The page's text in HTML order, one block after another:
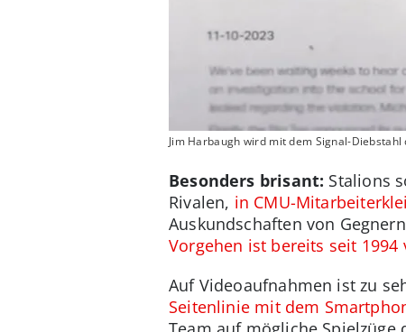
Jim Harbaugh wird mit dem Signal-
Besonders brisant: Stalions
Rivalen, in CMU-
Auskundschaften von
Vorgehen ist bereits seit 1994
Auf Videoaufnahmen ist zu
Seitenlinie mit dem